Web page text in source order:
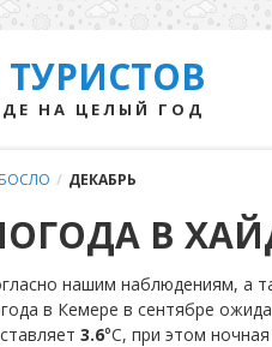
НА ЦЕЛЫЙ ГОД
/ ДЕКАБРЬ
В
нашим наблюдениям, а
в Кемере в сентябре
3.6°С, при этом